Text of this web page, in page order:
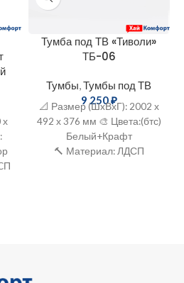
х
Тумба под ТВ «Тиволи»
ТБ-06
Тумбы,Тумбы под ТВ
9 250₽
📐 Размер (ШxВхГ): 2002 х
492 х 376 мм 🎨 Цвета:(бтс)
Белый+Крафт
🔨 Материал: ЛДСП